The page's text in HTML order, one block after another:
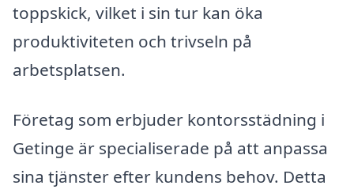
toppskick, vilket i sin tur kan öka
produktiviteten och trivseln på
arbetsplatsen.
Företag som erbjuder kontorsstädning i
Getinge är specialiserade på att anpassa
sina tjänster efter kundens behov. Detta